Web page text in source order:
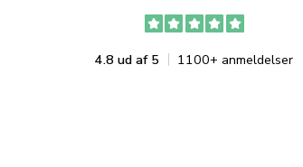
4.8 ud af 5 1100+ anmeldelser